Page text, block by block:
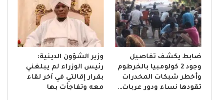
ضابط يكشف تفاصيل
وجود 2 كولومبيا بالخرطوم
وأخطر شبكات المخدرات
تقودها نساء ودور عربات…
وزير الشؤون الدينية:
رئيس الوزراء لم يبلغني
بقرار إقالتي في آخر لقاء
معه وتفاجأت بها